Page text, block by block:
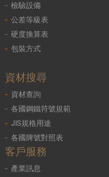
檢驗設備
公差等級表
硬度換算表
包裝方式
資材搜尋
資材查詢
各國鋼鐵符號規範
JIS規格用途
各國牌號對照表
客戶服務
產業訊息